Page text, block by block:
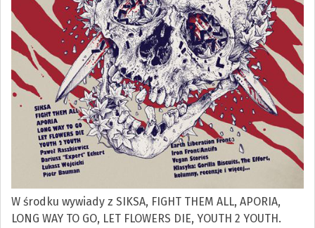
W środku wywiady z SIKSA, FIGHT THEM ALL, APORIA,
LONG WAY TO GO, LET FLOWERS DIE, YOUTH 2 YOUTH.